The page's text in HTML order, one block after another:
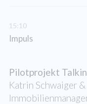
15:10
Impuls
Pilotprojekt
Katrin Schwaiger